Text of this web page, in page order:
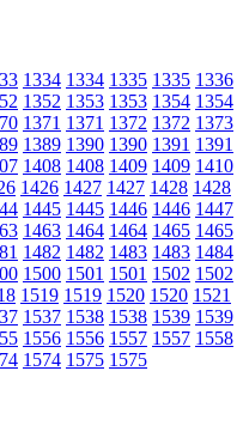
1334 1334 1335 1335 1336
1352 1353 1353 1354 1354
1371 1371 1372 1372 1373
1389 1390 1390 1391 1391
1408 1408 1409 1409 1410
1426 1427 1427 1428 1428
1445 1445 1446 1446 1447
1463 1464 1464 1465 1465
1482 1482 1483 1483 1484
1500 1501 1501 1502 1502
1519 1519 1520 1520 1521
1537 1538 1538 1539 1539
1556 1556 1557 1557 1558
1574 1575 1575